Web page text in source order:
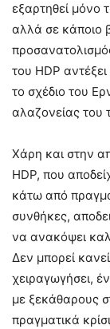
εξαρτηθεί μόνο
αλλά σε κάποιο
του HDP
το σχέδιο του
αλαζονείας του
Χάρη και στην
HDP, που
κάτω από
συνθήκες,
να ανακόψει
Δεν μπορεί
χειραγωγήσει,
με ξεκάθαρους
πραγματικά